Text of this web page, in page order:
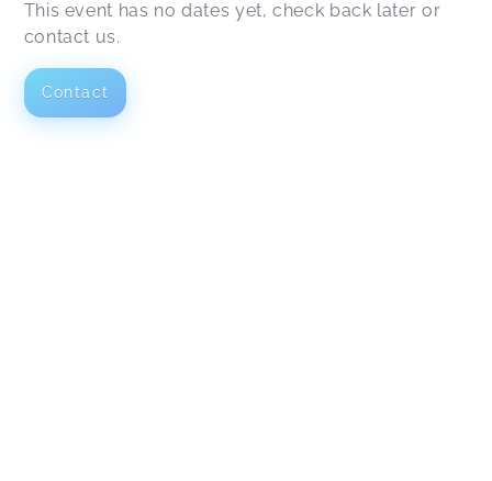
This event has no dates yet, check back later or
contact us.
Contact